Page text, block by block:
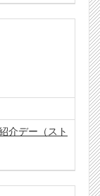
介デー（スト